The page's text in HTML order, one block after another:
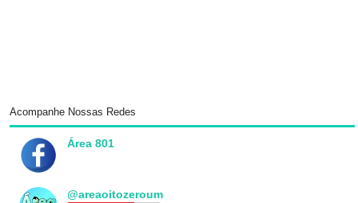
Acompanhe Nossas Redes
Área 801
@areaoitozeroum